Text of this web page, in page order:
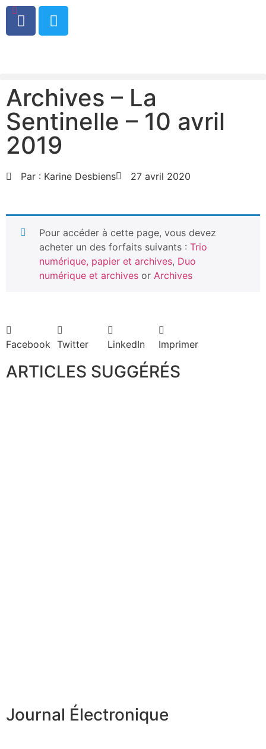
0
Archives – La
Sentinelle – 10 avril
2019
Par : Karine Desbiens 27 avril 2020
Pour accéder à cette page, vous devez
acheter un des forfaits suivants : Trio
numérique, papier et archives, Duo
numérique et archives or Archives
Facebook Twitter LinkedIn Imprimer
ARTICLES SUGGÉRÉS
Journal Électronique